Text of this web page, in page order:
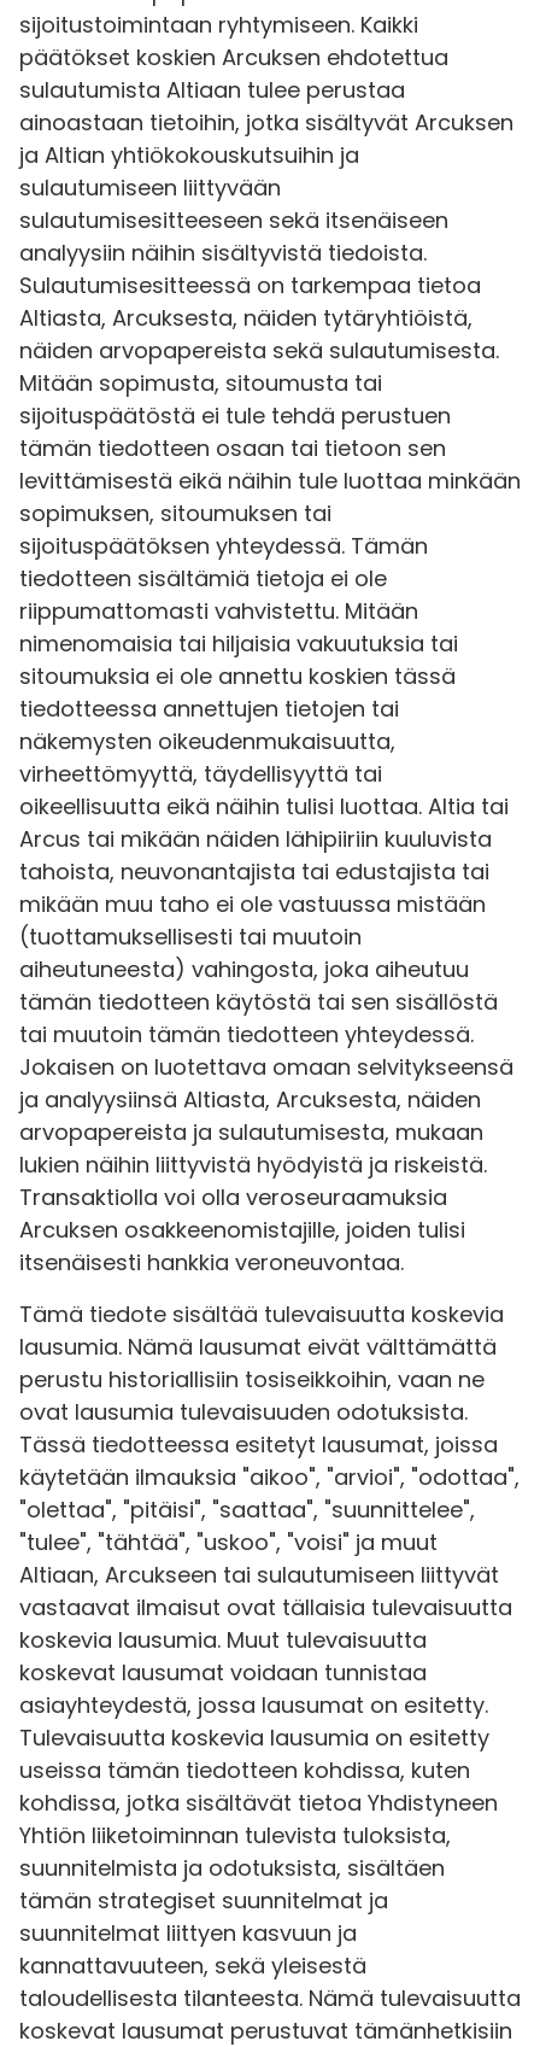
sijoitustoimintaan ryhtymiseen. Kaikki
päätökset koskien Arcuksen ehdotettua
sulautumista Altiaan tulee perustaa
ainoastaan tietoihin, jotka sisältyvät Arcuksen
ja Altian yhtiökokouskutsuihin ja
sulautumiseen liittyvään
sulautumisesitteeseen sekä itsenäiseen
analyysiin näihin sisältyvistä tiedoista.
Sulautumisesitteessä on tarkempaa tietoa
Altiasta, Arcuksesta, näiden tytäryhtiöistä,
näiden arvopapereista sekä sulautumisesta.
Mitään sopimusta, sitoumusta tai
sijoituspäätöstä ei tule tehdä perustuen
tämän tiedotteen osaan tai tietoon sen
levittämisestä eikä näihin tule luottaa minkään
sopimuksen, sitoumuksen tai
sijoituspäätöksen yhteydessä. Tämän
tiedotteen sisältämiä tietoja ei ole
riippumattomasti vahvistettu. Mitään
nimenomaisia tai hiljaisia vakuutuksia tai
sitoumuksia ei ole annettu koskien tässä
tiedotteessa annettujen tietojen tai
näkemysten oikeudenmukaisuutta,
virheettömyyttä, täydellisyyttä tai
oikeellisuutta eikä näihin tulisi luottaa. Altia tai
Arcus tai mikään näiden lähipiiriin kuuluvista
tahoista, neuvonantajista tai edustajista tai
mikään muu taho ei ole vastuussa mistään
(tuottamuksellisesti tai muutoin
aiheutuneesta) vahingosta, joka aiheutuu
tämän tiedotteen käytöstä tai sen sisällöstä
tai muutoin tämän tiedotteen yhteydessä.
Jokaisen on luotettava omaan selvitykseensä
ja analyysiinsä Altiasta, Arcuksesta, näiden
arvopapereista ja sulautumisesta, mukaan
lukien näihin liittyvistä hyödyistä ja riskeistä.
Transaktiolla voi olla veroseuraamuksia
Arcuksen osakkeenomistajille, joiden tulisi
itsenäisesti hankkia veroneuvontaa.
Tämä tiedote sisältää tulevaisuutta koskevia
lausumia. Nämä lausumat eivät välttämättä
perustu historiallisiin tosiseikkoihin, vaan ne
ovat lausumia tulevaisuuden odotuksista.
Tässä tiedotteessa esitetyt lausumat, joissa
käytetään ilmauksia "aikoo", "arvioi", "odottaa",
"olettaa", "pitäisi", "saattaa", "suunnittelee",
"tulee", "tähtää", "uskoo", "voisi" ja muut
Altiaan, Arcukseen tai sulautumiseen liittyvät
vastaavat ilmaisut ovat tällaisia tulevaisuutta
koskevia lausumia. Muut tulevaisuutta
koskevat lausumat voidaan tunnistaa
asiayhteydestä, jossa lausumat on esitetty.
Tulevaisuutta koskevia lausumia on esitetty
useissa tämän tiedotteen kohdissa, kuten
kohdissa, jotka sisältävät tietoa Yhdistyneen
Yhtiön liiketoiminnan tulevista tuloksista,
suunnitelmista ja odotuksista, sisältäen
tämän strategiset suunnitelmat ja
suunnitelmat liittyen kasvuun ja
kannattavuuteen, sekä yleisestä
taloudellisesta tilanteesta. Nämä tulevaisuutta
koskevat lausumat perustuvat tämänhetkisiin